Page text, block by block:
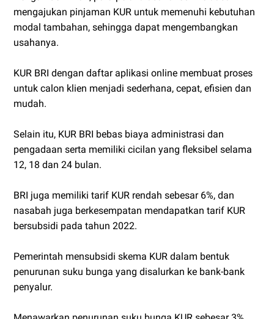
mengajukan pinjaman KUR untuk memenuhi kebutuhan
modal tambahan, sehingga dapat mengembangkan
usahanya.
KUR BRI dengan daftar aplikasi online membuat proses
untuk calon klien menjadi sederhana, cepat, efisien dan
mudah.
Selain itu, KUR BRI bebas biaya administrasi dan
pengadaan serta memiliki cicilan yang fleksibel selama
12, 18 dan 24 bulan.
BRI juga memiliki tarif KUR rendah sebesar 6%, dan
nasabah juga berkesempatan mendapatkan tarif KUR
bersubsidi pada tahun 2022.
Pemerintah mensubsidi skema KUR dalam bentuk
penurunan suku bunga yang disalurkan ke bank-bank
penyalur.